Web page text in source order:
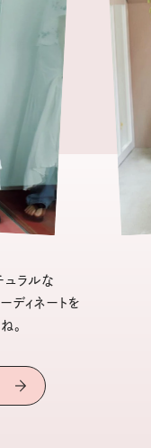
ュラルな
ディネートを
。